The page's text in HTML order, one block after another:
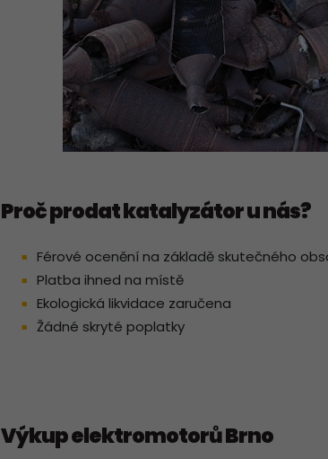
Proč prodat katalyzátor u nás?
Férové ocenění na základě skutečného
Platba ihned na místě
Ekologická likvidace zaručena
Žádné skryté poplatky
Výkup elektromotorů Brno